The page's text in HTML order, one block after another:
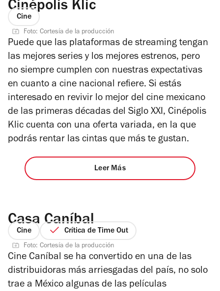
Cinépolis Klic
Cine
Foto: Cortesía de la producción
Puede que las plataformas de streaming tengan
las mejores series y los mejores estrenos, pero
no siempre cumplen con nuestras expectativas
en cuanto a cine nacional refiere. Si estás
interesado en revivir lo mejor del cine mexicano
de las primeras décadas del Siglo XXI, Cinépolis
Klic cuenta con una oferta variada, en la que
podrás rentar las cintas que más te gustan.
Leer Más
Casa Caníbal
Cine Crítica de Time Out
Foto: Cortesía de la producción
Cine Caníbal se ha convertido en una de las
distribuidoras más arriesgadas del país, no solo
trae a México algunas de las películas